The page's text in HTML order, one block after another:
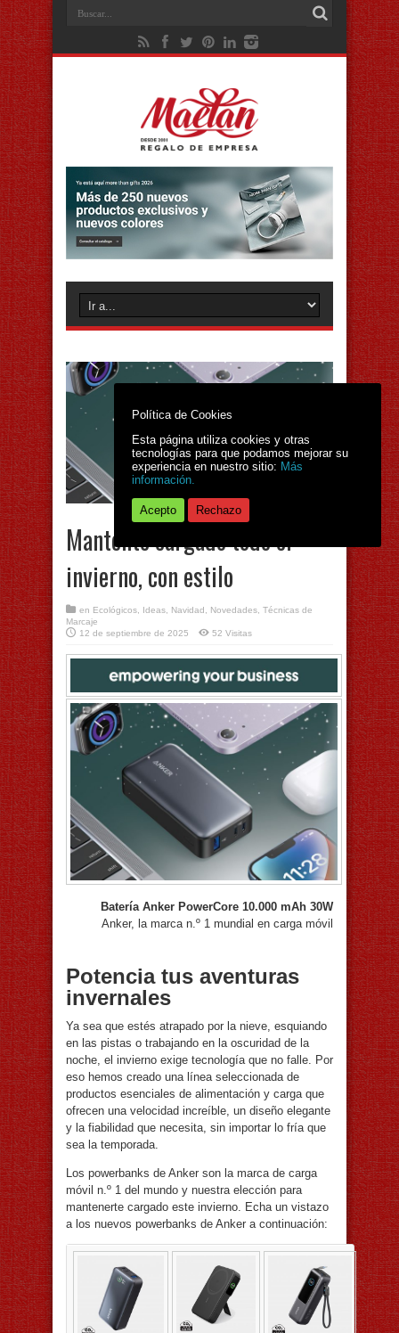
Mantente cargado todo el
invierno, con estilo
en Ecológicos, Ideas, Navidad, Novedades, Técnicas de
Marcaje
12 de septiembre de 2025
52 Visitas
Batería Anker PowerCore 10.000 mAh 30W
Anker, la marca n.º 1 mundial en carga móvil
Potencia tus aventuras
invernales
Ya sea que estés atrapado por la nieve, esquiando
en las pistas o trabajando en la oscuridad de la
noche, el invierno exige tecnología que no falle. Por
eso hemos creado una línea seleccionada de
productos esenciales de alimentación y carga que
ofrecen una velocidad increíble, un diseño elegante
y la fiabilidad que necesita, sin importar lo fría que
sea la temporada.
Los powerbanks de Anker son la marca de carga
móvil n.º 1 del mundo y nuestra elección para
mantenerte cargado este invierno. Echa un vistazo
a los nuevos powerbanks de Anker a continuación:
Política de Cookies
Esta página utiliza cookies y otras
tecnologías para que podamos mejorar su
experiencia en nuestro sitio: Más
información.
Acepto Rechazo